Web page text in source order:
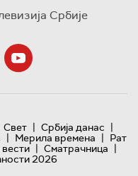
Србије
Свет | Србија данас |
| Мерила времена | Рат
| Сматрачница |
2026